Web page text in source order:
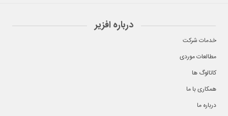
درباره افزیر
خدمات شرکت
مطالعات موردی
کاتالوگ ها
همکاری با ما
درباره ما